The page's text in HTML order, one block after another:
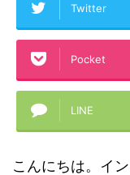
Twitter
Pocket
LINE
こんにちは。イ